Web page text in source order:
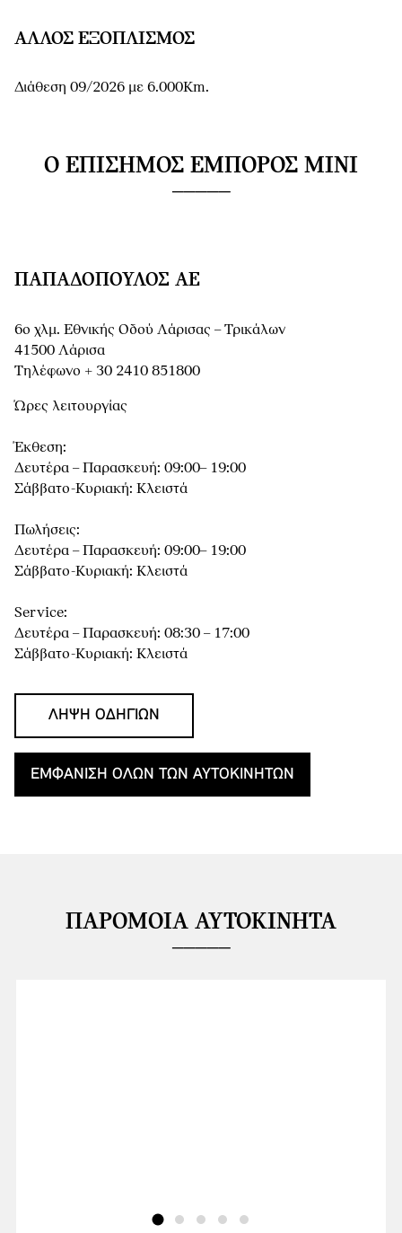
ΆΛΛΟΣ ΕΞΟΠΛΙΣΜΌΣ
Διάθεση 09/2026 με 6.000Km.
Ο ΕΠΊΣΗΜΟΣ ΈΜΠΟΡΟΣ MINI
ΠΑΠΑΔΌΠΟΥΛΟΣ ΑΕ
6ο χλμ. Εθνικής Οδού Λάρισας – Τρικάλων
41500 Λάρισα
Τηλέφωνο + 30 2410 851800
Ώρες λειτουργίας
Έκθεση:
Δευτέρα – Παρασκευή: 09:00– 19:00
Σάββατο-Κυριακή: Κλειστά
Πωλήσεις:
Δευτέρα – Παρασκευή: 09:00– 19:00
Σάββατο-Κυριακή: Κλειστά
Service:
Δευτέρα – Παρασκευή: 08:30 – 17:00
Σάββατο-Κυριακή: Κλειστά
ΛΉΨΗ ΟΔΗΓΙΏΝ
ΕΜΦΆΝΙΣΗ ΌΛΩΝ ΤΩΝ ΑΥΤΟΚΙΝΉΤΩΝ
ΠΑΡΌΜΟΙΑ ΑΥΤΟΚΊΝΗΤΑ